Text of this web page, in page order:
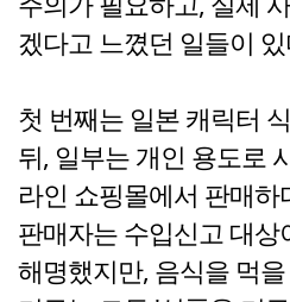
겠다고 느꼈던 일들이
첫 번째는 일본 캐릭터
뒤, 일부는 개인 용도로
라인 쇼핑몰에서 판매
판매자는 수입신고 대
해명했지만, 음식을 먹